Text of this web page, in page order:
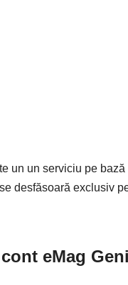
un un serviciu pe
desfăsoară exclusiv
eMag